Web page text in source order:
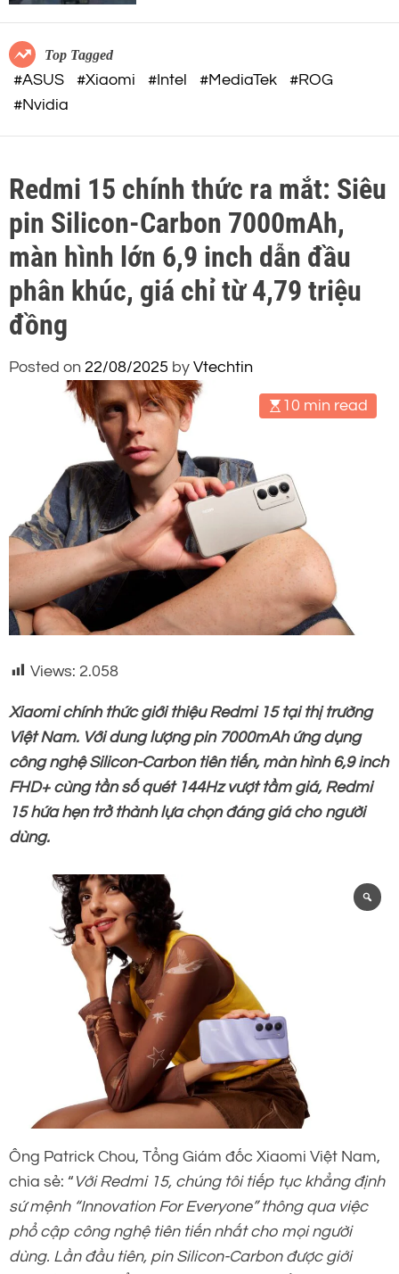
c
m
o
d
Top Tagged
#ASUS #Xiaomi #Intel #MediaTek
#ROG
#Nvidia
Redmi 15 chính thức ra mắt: Siêu
pin Silicon-Carbon 7000mAh,
màn hình lớn 6,9 inch dẫn đầu
phân khúc, giá chỉ từ 4,79 triệu
đồng
Posted on 22/08/2025 by Vtechtin
10 min read
Views: 2.058
Xiaomi chính thức giới thiệu Redmi 15 tại thị trường
Việt Nam. Với dung lượng pin 7000mAh ứng dụng
công nghệ Silicon-Carbon tiên tiến, màn hình 6,9 inch
FHD+ cùng tần số quét 144Hz vượt tầm giá, Redmi
15 hứa hẹn trở thành lựa chọn đáng giá cho người
dùng.
Ông Patrick Chou, Tổng Giám đốc Xiaomi Việt Nam,
chia sẻ: “ Với Redmi 15, chúng tôi tiếp tục khẳng định
sứ mệnh “Innovation For Everyone” thông qua việc
phổ cập công nghệ tiên tiến nhất cho mọi người
dùng. Lần đầu tiên, pin Silicon-Carbon được giới